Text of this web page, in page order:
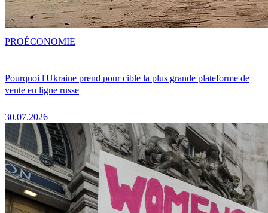
Pourquoi l'Ukraine prend pour cible la plus grande plateforme de
vente en ligne russe
30.07.2026
PROÉCONOMIE